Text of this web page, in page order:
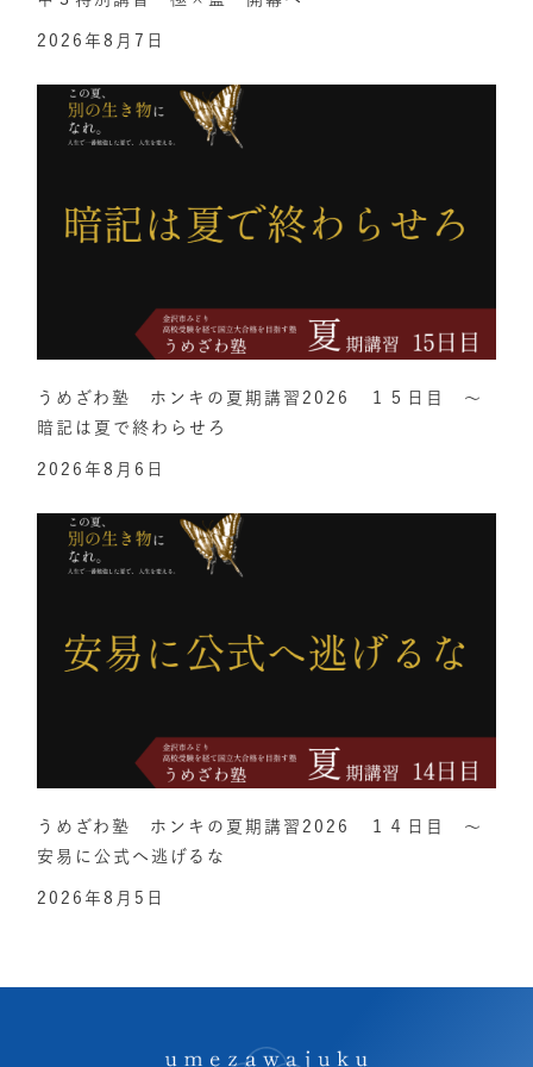
2026年8月7日
うめざわ塾 ホンキの夏期講習2026 １５日目 ～
暗記は夏で終わらせろ
2026年8月6日
うめざわ塾 ホンキの夏期講習2026 １４日目 ～
安易に公式へ逃げるな
2026年8月5日